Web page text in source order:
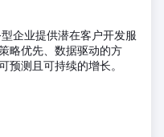
企业提供潜在客户开发服
略优先、数据驱动的方
预测且可持续的增长。